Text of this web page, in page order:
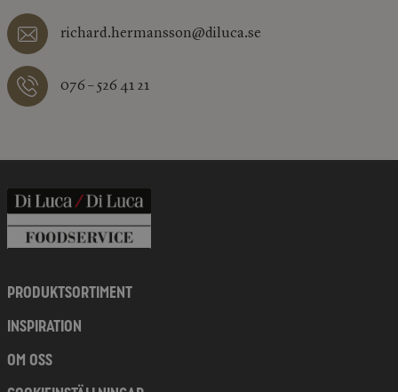
richard.hermansson@diluca.se
076 – 526 41 21
PRODUKTSORTIMENT
INSPIRATION
OM OSS